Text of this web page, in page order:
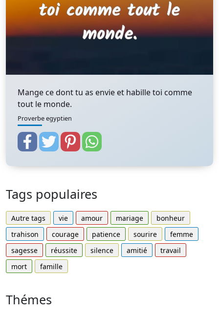
Mange ce dont tu as envie et habille toi comme
tout le monde.
Proverbe egyptien
Tags populaires
Autre tags vie amour mariage
bonheur
trahison
courage patience sourire
femme
sagesse
réussite silence amitié
travail
mort
famille
Thémes